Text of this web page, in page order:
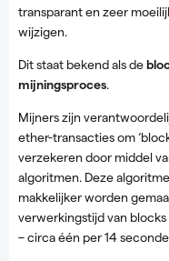
transparant en zeer
wijzigen.
Dit staat bekend als de
mijningsproces.
Mijners zijn
ether-transacties om
verzekeren door middel
algoritmen. Deze
makkelijker worden
verwerkingstijd van
– circa één per 14